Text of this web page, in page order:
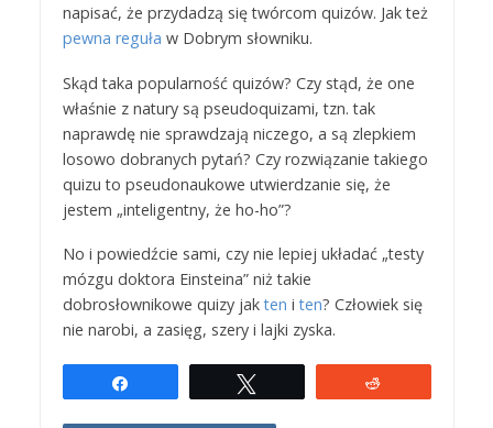
napisać, że przydadzą się twórcom quizów. Jak też
pewna reguła w Dobrym słowniku.
Skąd taka popularność quizów? Czy stąd, że one
właśnie z natury są pseudoquizami, tzn. tak
naprawdę nie sprawdzają niczego, a są zlepkiem
losowo dobranych pytań? Czy rozwiązanie takiego
quizu to pseudonaukowe utwierdzanie się, że
jestem „inteligentny, że ho-ho”?
No i powiedźcie sami, czy nie lepiej układać „testy
mózgu doktora Einsteina” niż takie
dobrosłownikowe quizy jakten iten? Człowiek się
nie narobi, a zasięg, szery i lajki zyska.